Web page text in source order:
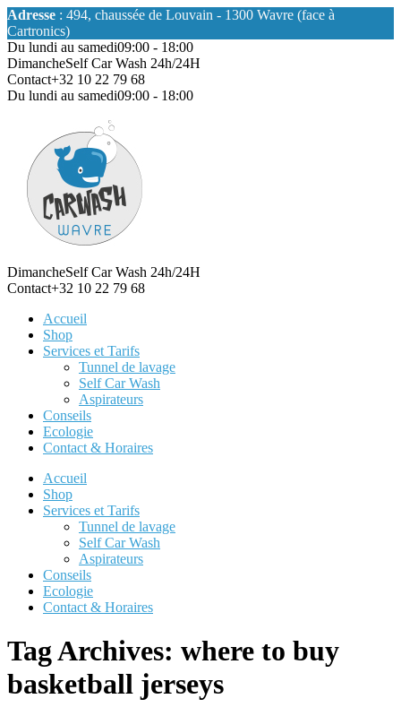
Adresse : 494, chaussée de Louvain - 1300 Wavre (face à
Cartronics)
Du lundi au samedi09:00 - 18:00
DimancheSelf Car Wash 24h/24H
Contact+32 10 22 79 68
Du lundi au samedi09:00 - 18:00
DimancheSelf Car Wash 24h/24H
Contact+32 10 22 79 68
Accueil
Shop
Services et Tarifs
Tunnel de lavage
Self Car Wash
Aspirateurs
Conseils
Ecologie
Contact & Horaires
Accueil
Shop
Services et Tarifs
Tunnel de lavage
Self Car Wash
Aspirateurs
Conseils
Ecologie
Contact & Horaires
Tag Archives: where to buy
basketball jerseys